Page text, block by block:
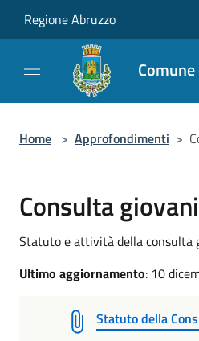
Regione Abruzzo
Home > Approfondimenti >
Consulta
Statuto e attività della consulta
Ultimo aggiornamento: 10
Statuto della